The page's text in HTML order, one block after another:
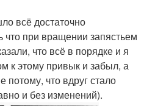
всё достаточно
что при вращении запястьем
что всё в порядке и я
к этому привык и забыл, а
потому, что вдруг стало
и без изменений).